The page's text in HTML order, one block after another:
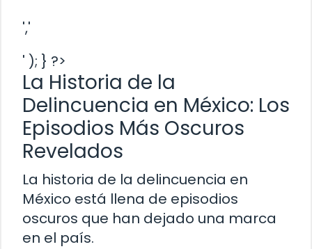
','
' ); } ?>
La Historia de la
Delincuencia en México: Los
Episodios Más Oscuros
Revelados
La historia de la delincuencia en
México está llena de episodios
oscuros que han dejado una marca
en el país.